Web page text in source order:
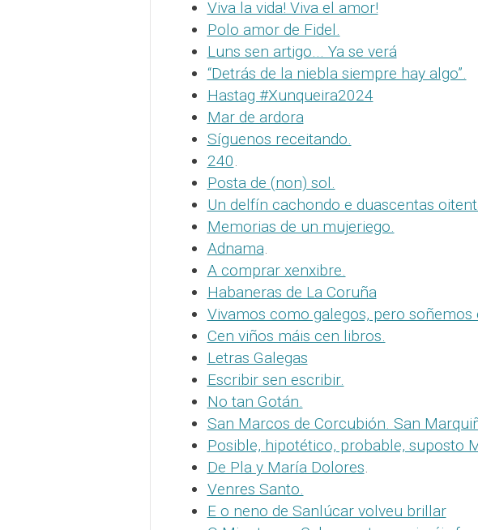
Viva la vida! Viva el amor!
Polo amor de Fidel.
Luns sen artigo... Ya se verá
“Detrás de la niebla siempre hay algo”.
Hastag #Xunqueira2024
Mar de ardora
Síguenos receitando.
240.
Posta de (non) sol.
Un delfín cachondo e duascentas
Memorias de un mujeriego.
Adnama.
A comprar xenxibre.
Habaneras de La Coruña
Vivamos como galegos, pero
Cen viños máis cen libros.
Letras Galegas
Escribir sen escribir.
No tan Gotán.
San Marcos de Corcubión. San
Posible, hipotético, probable, suposto
De Pla y María Dolores.
Venres Santo.
E o neno de Sanlúcar volveu brillar